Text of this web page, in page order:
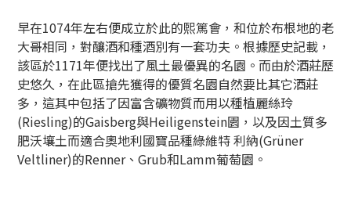
早在1074年左右便成立於此的熙篤會，和位於布根地的老
大哥相同，對釀酒和種酒別有一套功夫。根據歷史記載，
該區於1171年便找出了風土最優異的名園。而由於酒莊歷
史悠久，在此區搶先獲得的優質名園自然要比其它酒莊
多，這其中包括了因富含礦物質而用以種植麗絲玲
(Riesling)的Gaisberg與Heiligenstein園，以及因土質多
肥沃壤土而適合奧地利國寶品種綠維特 利納(Grüner
Veltliner)的Renner、Grub和Lamm葡萄園。